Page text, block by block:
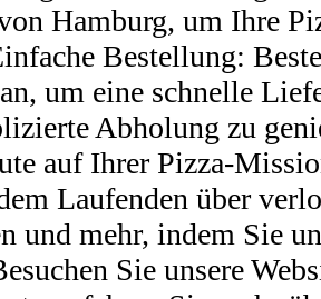
Hamburg, um Ihre
Bestellung:
um eine schnelle
Abholung zu
auf Ihrer Pizza-
Laufenden über
und mehr, indem Sie
Sie unsere